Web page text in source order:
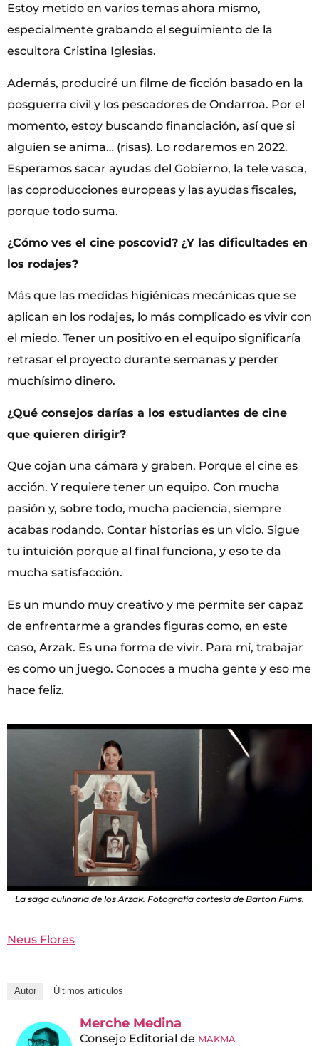
Estoy metido en varios temas ahora mismo,
especialmente grabando el seguimiento de la
escultora Cristina Iglesias.
Además, produciré un filme de ficción basado en la
posguerra civil y los pescadores de Ondarroa. Por el
momento, estoy buscando financiación, así que si
alguien se anima… (risas). Lo rodaremos en 2022.
Esperamos sacar ayudas del Gobierno, la tele vasca,
las coproducciones europeas y las ayudas fiscales,
porque todo suma.
¿Cómo ves el cine poscovid? ¿Y las dificultades en
los rodajes?
Más que las medidas higiénicas mecánicas que se
aplican en los rodajes, lo más complicado es vivir con
el miedo. Tener un positivo en el equipo significaría
retrasar el proyecto durante semanas y perder
muchísimo dinero.
¿Qué consejos darías a los estudiantes de cine
que quieren dirigir?
Que cojan una cámara y graben. Porque el cine es
acción. Y requiere tener un equipo. Con mucha
pasión y, sobre todo, mucha paciencia, siempre
acabas rodando. Contar historias es un vicio. Sigue
tu intuición porque al final funciona, y eso te da
mucha satisfacción.
Es un mundo muy creativo y me permite ser capaz
de enfrentarme a grandes figuras como, en este
caso, Arzak. Es una forma de vivir. Para mí, trabajar
es como un juego. Conoces a mucha gente y eso me
hace feliz.
La saga culinaria de los Arzak. Fotografía cortesía de Barton Films.
Neus Flores
Autor Últimos artículos
Merche Medina
Consejo Editorial de MAKMA